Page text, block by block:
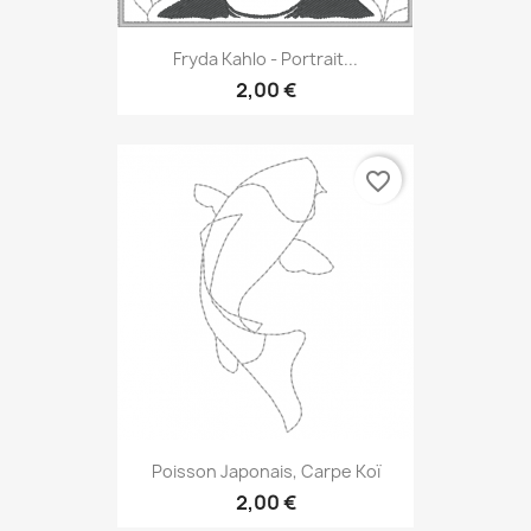
Fryda Kahlo - Portrait...
2,00 €
Poisson Japonais, Carpe Koï
2,00 €
favorite_border